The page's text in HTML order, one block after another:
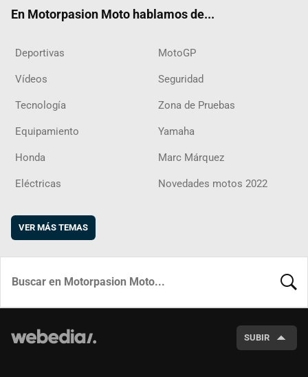
En Motorpasion Moto hablamos de...
Deportivas MotoGP
Vídeos Seguridad
Tecnología Zona de Pruebas
Equipamiento Yamaha
Honda Marc Márquez
Eléctricas Novedades motos 2022
VER MÁS TEMAS
SUBIR